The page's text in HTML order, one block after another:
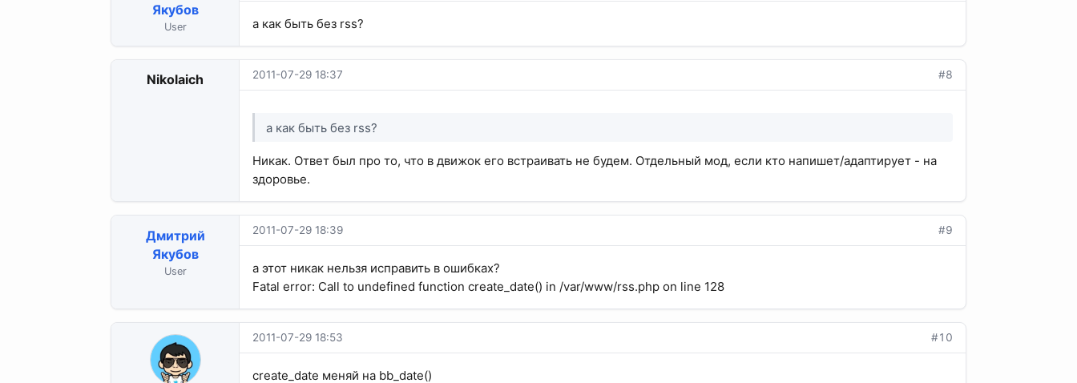
Якубов
User а как быть без rss?
Nikolaich 2011-07-29 18:37 #8
а как быть без rss?
Никак. Ответ был про то, что в движок его встраивать не будем. Отдельный мод, если кто напишет/адаптирует - на
здоровье.
Дмитрий
Якубов
User
2011-07-29 18:39 #9
а этот никак нельзя исправить в ошибках?
Fatal error: Call to undefined function create_date() in /var/www/rss.php on line 128
2011-07-29 18:53 #10
create_date меняй на bb_date()